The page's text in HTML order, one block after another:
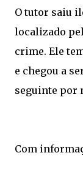
O tutor saiu
localizado
crime. Ele
e chegou a
seguinte por
Com